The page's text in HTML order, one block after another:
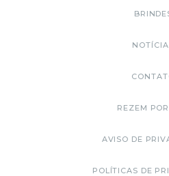
REZEM
AVISO DE
POLÍTICAS DE